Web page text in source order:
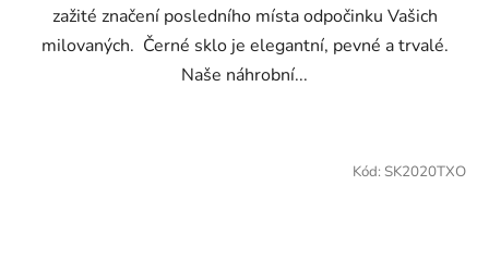
zažité značení posledního místa odpočinku Vašich
milovaných. Černé sklo je elegantní, pevné a trvalé.
Naše náhrobní...
Kód: SK2020TXO